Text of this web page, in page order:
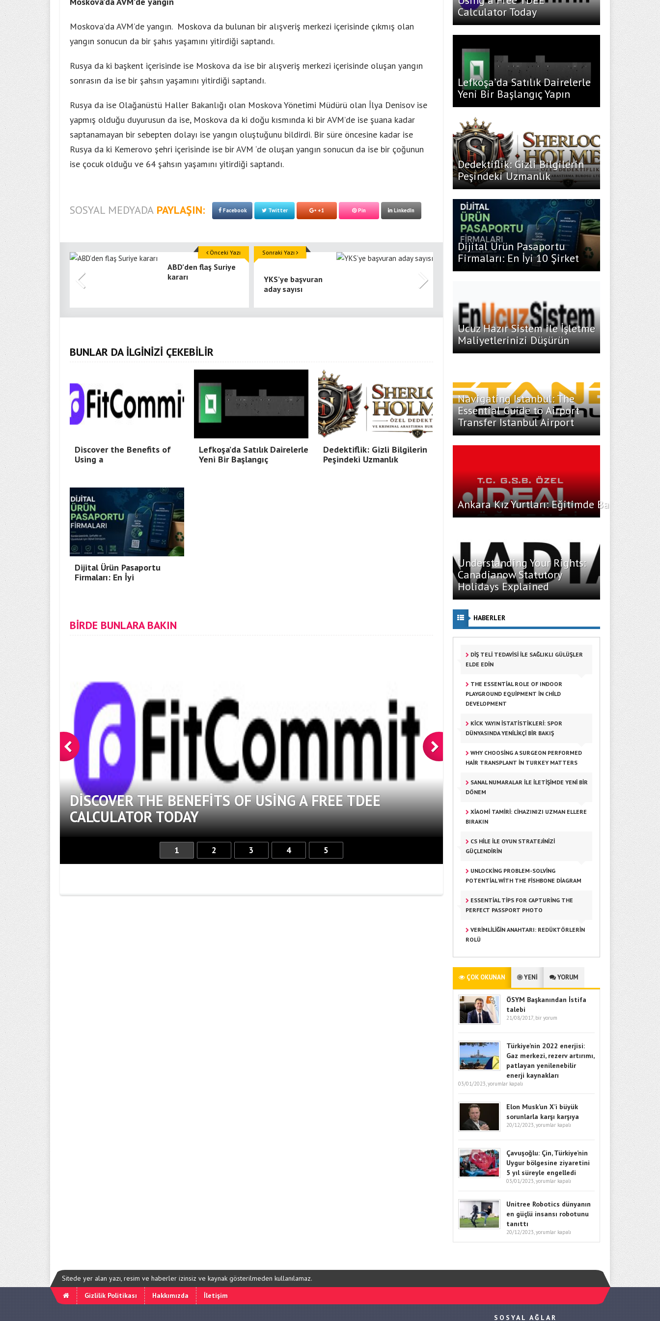
Moskova’da AVM’de yangın. Moskova da bulunan bir alışveriş merkezi içerisinde çıkmış olan
yangın sonucun da bir şahıs yaşamını yitirdiği saptandı.
Rusya da ki başkent içerisinde ise Moskova da ise bir alışveriş merkezi içerisinde oluşan yangın
sonrasın da ise bir şahsın yaşamını yitirdiği saptandı.
Rusya da ise Olağanüstü Haller Bakanlığı olan Moskova Yönetimi Müdürü olan İlya Denisov ise
yapmış olduğu duyurusun da ise, Moskova da ki doğu kısmında ki bir AVM’de ise şuana kadar
saptanamayan bir sebepten dolayı ise yangın oluştuğunu bildirdi. Bir süre öncesine kadar ise
Rusya da ki Kemerovo şehri içerisinde ise bir AVM ‘de oluşan yangın sonucun da ise bir çoğunun
ise çocuk olduğu ve 64 şahsın yaşamını yitirdiği saptandı.
SOSYAL MEDYADA PAYLAŞIN: Facebook Twitter +1 Pin LinkedIn
ABD’den flaş Suriye
kararı
Önceki Yazı
YKS’ye başvuran
aday sayısı
Sonraki Yazı
BUNLAR DA İLGİNİZİ ÇEKEBİLİR
Discover the Benefits of
Using a
Lefkoşa’da Satılık Dairelerle
Yeni Bir Başlangıç
Dedektiflik: Gizli Bilgilerin
Peşindeki Uzmanlık
Dijital Ürün Pasaportu
Firmaları: En İyi
BİRDE BUNLARA BAKIN
DISCOVER THE BENEFITS OF USING A FREE TDEE
CALCULATOR TODAY
LEFKOŞA’DA SATILIK
YAPIN
1 2 3 4 5
Calculator Today
Lefkoşa’da Satılık Dairelerle
Yeni Bir Başlangıç Yapın
Dedektiflik: Gizli Bilgilerin
Peşindeki Uzmanlık
Dijital Ürün Pasaportu
Firmaları: En İyi 10 Şirket
Ucuz Hazır Sistem ile İşletme
Maliyetlerinizi Düşürün
Navigating Istanbul: The
Essential Guide to Airport
Transfer Istanbul Airport
Ankara Kız Yurtları: Eğitimde Başarı İçin
Understanding Your Rights:
Canadianow Statutory
Holidays Explained
HABERLER
DIŞ TELI TEDAVISI ILE SAĞLIKLI GÜLÜŞLER
ELDE EDIN
THE ESSENTIAL ROLE OF INDOOR
PLAYGROUND EQUIPMENT IN CHILD
DEVELOPMENT
KICK YAYIN İSTATISTIKLERI: SPOR
DÜNYASINDA YENILIKÇI BIR BAKIŞ
WHY CHOOSING A SURGEON PERFORMED
HAIR TRANSPLANT IN TURKEY MATTERS
SANAL NUMARALAR ILE İLETIŞIMDE YENI BIR
DÖNEM
XIAOMI TAMIRI: CIHAZINIZI UZMAN ELLERE
BIRAKIN
CS HILE ILE OYUN STRATEJINIZI
GÜÇLENDIRIN
UNLOCKING PROBLEM-SOLVING
POTENTIAL WITH THE FISHBONE DIAGRAM
ESSENTIAL TIPS FOR CAPTURING THE
PERFECT PASSPORT PHOTO
VERIMLILIĞIN ANAHTARI: REDÜKTÖRLERIN
ROLÜ
ÇOK OKUNAN YENİ YORUM
ÖSYM Başkanından İstifa
talebi
21/08/2017, bir yorum
Türkiye’nin 2022 enerjisi:
Gaz merkezi, rezerv artırımı,
patlayan yenilenebilir
enerji kaynakları
03/01/2023,yorumlar kapalı
Elon Musk’un X’i büyük
sorunlarla karşı karşıya
20/12/2023,yorumlar kapalı
Çavuşoğlu: Çin, Türkiye’nin
Uygur bölgesine ziyaretini
5 yıl süreyle engelledi
03/01/2023,yorumlar kapalı
Unitree Robotics dünyanın
en güçlü insansı robotunu
tanıttı
20/12/2023,yorumlar kapalı
Sitede yer alan yazı, resim ve haberler izinsiz ve kaynak gösterilmeden kullanılamaz.
Gizlilik Politikası
Hakkımızda İletişim
SOSYAL AĞLAR